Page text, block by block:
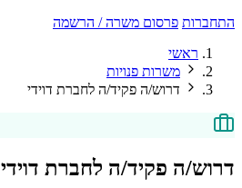
התחברות פרסום משרה / הרשמה
ראשי
משרות פנויות
דרוש/ה פקיד/ה לחברת דוידי
דרוש/ה פקיד/ה לחברת דוידי